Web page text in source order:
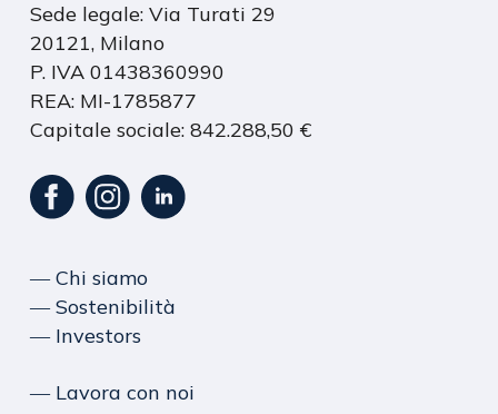
Sede legale: Via Turati 29
20121, Milano
P. IVA 01438360990
REA: MI-1785877
Capitale sociale: 842.288,50 €
― Chi siamo
― Sostenibilità
― Investors
― Lavora con noi